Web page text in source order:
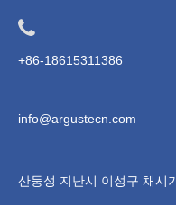
+86-18615311386
info@argustecn.com
산둥성 지난시 이성구 채시